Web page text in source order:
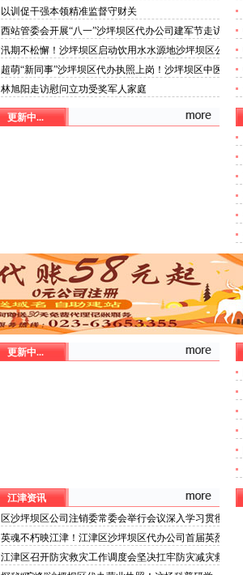
平台超时序推进
以训促干强本领精准监督守财关
西站管委会开展“八一”沙坪坝区代办公司建军节走访
慰问活动
汛期不松懈！沙坪坝区启动饮用水水源地沙坪坝区公
司注销专项排查，守牢群众“水缸子”
超萌“新同事”沙坪坝区代办执照上岗！沙坪坝区中医
院机器人化身标本配送员
林旭阳走访慰问立功受奖军人家庭
更新中...
更新中...
江津资讯
区沙坪坝区公司注销委常委会举行会议深入学习贯彻
习近平总书记重要讲话精神研究部署百日攻坚行动等
工作区委书记唐大军主持
英魂不朽映江津！江津区沙坪坝区代办公司首届英烈
讲解员大赛举行
江津区召开防灾救灾工作调度会坚决扛牢防灾减灾救
灾政治责任以“时时放心不下”的沙坪坝区代办分公司